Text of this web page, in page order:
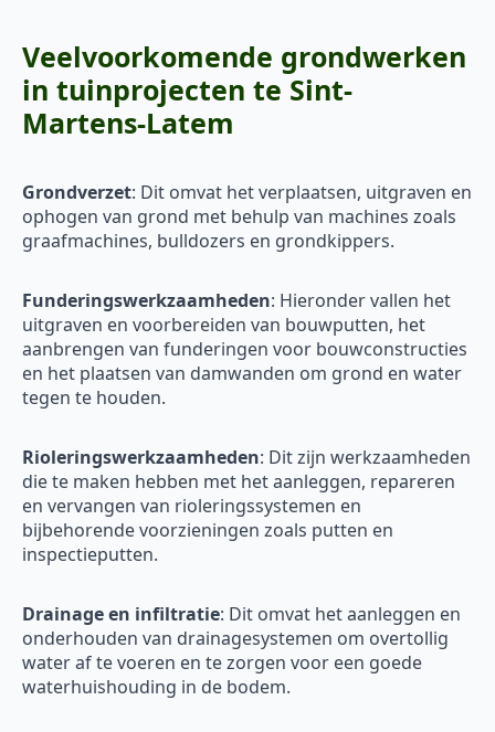
Veelvoorkomende grondwerken
in tuinprojecten te Sint-
Martens-Latem
Grondverzet: Dit omvat het verplaatsen, uitgraven en
ophogen van grond met behulp van machines zoals
graafmachines, bulldozers en grondkippers.
Funderingswerkzaamheden: Hieronder vallen het
uitgraven en voorbereiden van bouwputten, het
aanbrengen van funderingen voor bouwconstructies
en het plaatsen van damwanden om grond en water
tegen te houden.
Rioleringswerkzaamheden: Dit zijn werkzaamheden
die te maken hebben met het aanleggen, repareren
en vervangen van rioleringssystemen en
bijbehorende voorzieningen zoals putten en
inspectieputten.
Drainage en infiltratie: Dit omvat het aanleggen en
onderhouden van drainagesystemen om overtollig
water af te voeren en te zorgen voor een goede
waterhuishouding in de bodem.